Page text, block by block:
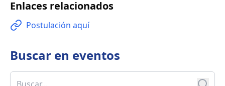
Enlaces relacionados
Postulación aquí
Buscar en eventos